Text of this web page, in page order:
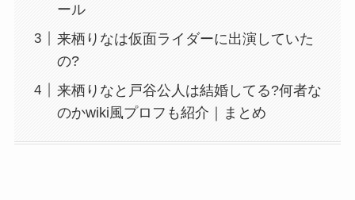
ール
来栖りなは仮面ライダーに出演していた
の?
来栖りなと戸谷公人は結婚してる?何者な
のかwiki風プロフも紹介｜まとめ